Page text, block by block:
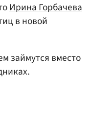
Ирина Горбачева
в новой
займутся вместо